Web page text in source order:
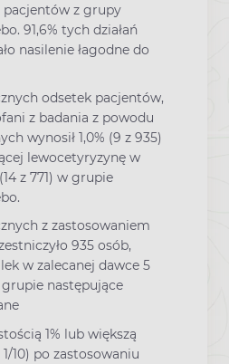
pacjentów z grupy
91,6% tych działań
nasilenie łagodne do
odsetek pacjentów,
z badania z powodu
wynosił 1,0% (9 z 935)
lewocetyryzynę w
z 771) w grupie
z zastosowaniem
935 osób,
w zalecanej dawce 5
następujące
1% lub większą
1/10) po zastosowaniu